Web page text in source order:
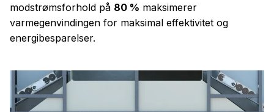
modstrømsforhold på 80 % maksimerer
varmegenvindingen for maksimal effektivitet og
energibesparelser.